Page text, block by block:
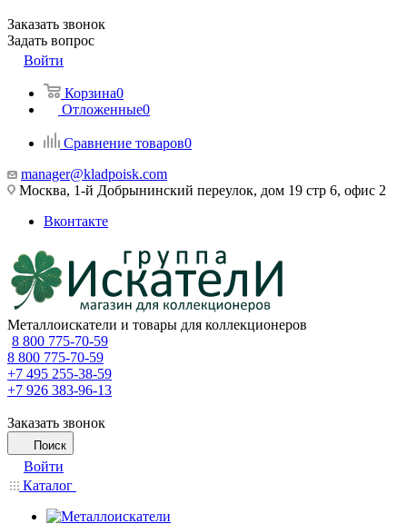
Заказать звонок
Задать вопрос
Войти
Корзина0
Отложенные0
Сравнение товаров0
manager@kladpoisk.com
Москва, 1-й Добрынинский переулок, дом 19 стр 6, офис 2
Вконтакте
Металлоискатели и товары для коллекционеров
8 800 775-70-59
8 800 775-70-59
+7 495 255-38-59
+7 926 383-96-13
Заказать звонок
Поиск
Войти
Каталог